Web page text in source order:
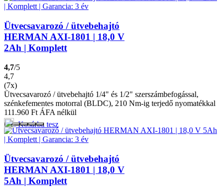
Ütvecsavarozó / ütvebehajtó
HERMAN AXI-1801 | 18,0 V
2Ah | Komplett
4,7/5
4,7
(7x)
Ütvecsavarozó / ütvebehajtó 1/4" és 1/2" szerszámbefogással,
szénkefementes motorral (BLDC), 210 Nm-ig terjedő nyomatékkal
111.960 Ft ÁFA nélkül
Kosárba tesz
Ütvecsavarozó / ütvebehajtó
HERMAN AXI-1801 | 18,0 V
5Ah | Komplett